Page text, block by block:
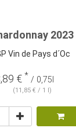
2023
Vin de Pays d´Oc
€ * / 0,75l
(11,85 € / 1 l)